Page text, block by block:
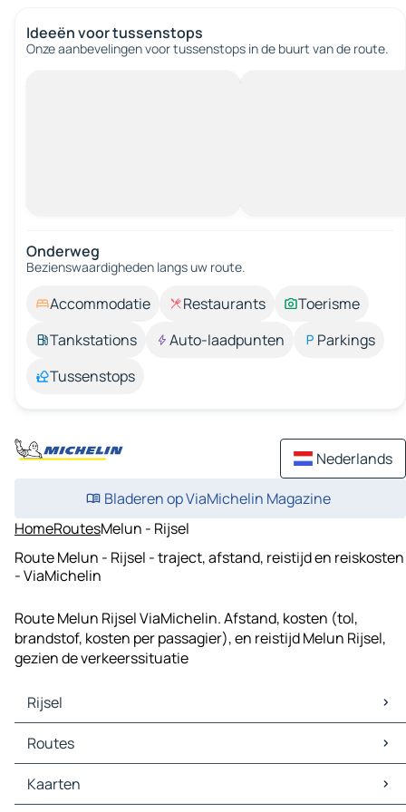
Ideeën voor tussenstops
Onze aanbevelingen voor tussenstops in de buurt van de route.
Onderweg
Bezienswaardigheden langs uw route.
Accommodatie Restaurants
Toerisme
Tankstations
Auto-laadpunten
Parkings
Tussenstops
Nederlands
Bladeren op ViaMichelin Magazine
HomeRoutesMelun - Rijsel
Route Melun - Rijsel - traject, afstand, reistijd en reiskosten
- ViaMichelin
Route Melun Rijsel ViaMichelin. Afstand, kosten (tol,
brandstof, kosten per passagier), en reistijd Melun Rijsel,
gezien de verkeerssituatie
Rijsel
Rijsel Kaarten
Rijsel Verkeer
Rijsel Hotels
Rijsel Restaurants
Routes
Routes Rijsel - Brussel
Routes Rijsel - Antwerpen
Kaarten